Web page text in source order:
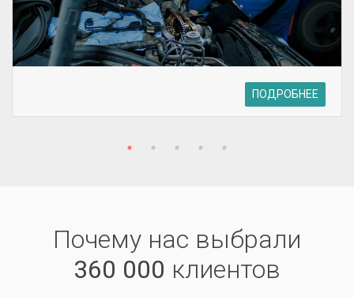
ПОДРОБНЕЕ
Почему нас выбрали
360 000 клиентов